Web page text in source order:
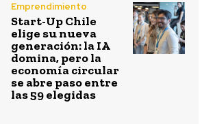
Emprendimiento
Start-Up Chile
elige su nueva
generación: la IA
domina, pero la
economía circular
se abre paso entre
las 59 elegidas